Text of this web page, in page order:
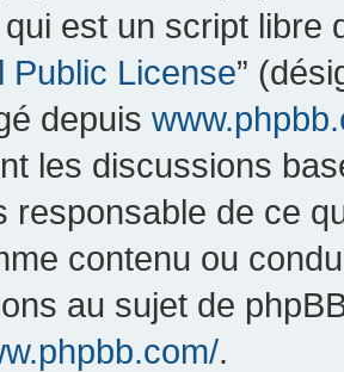
qui est un script
Public License”
depuis
les discussions
responsable de ce
contenu ou
au sujet de
.